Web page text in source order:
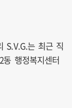
S.V.G.는 최근 직
행정복지센터